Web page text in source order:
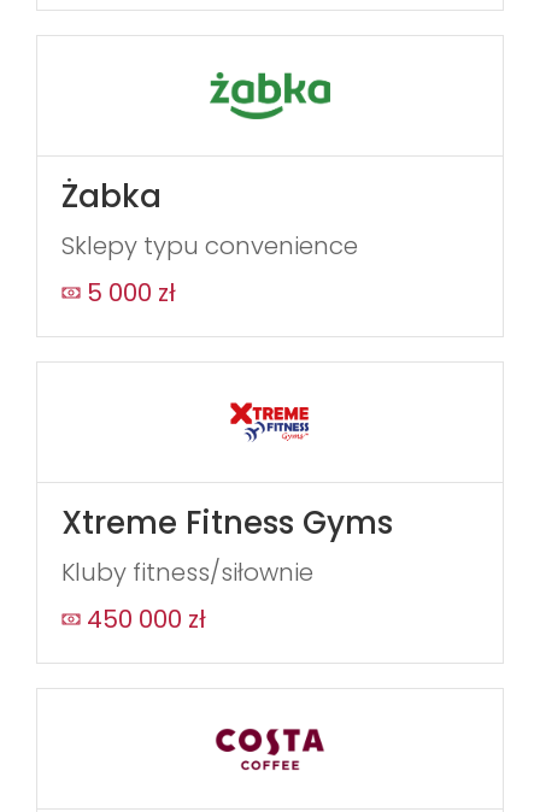
Żabka
Sklepy typu convenience
5 000 zł
Xtreme Fitness Gyms
Kluby fitness/siłownie
450 000 zł